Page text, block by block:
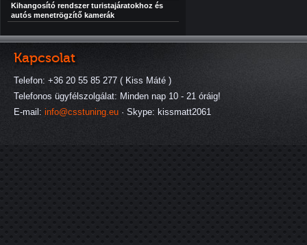
Kihangosító rendszer turistajáratokhoz és
autós menetrögzítő kamerák
Kapcsolat
Telefon: +36 20 55 85 277 ( Kiss Máté )
Telefonos ügyfélszolgálat: Minden nap 10 - 21 óráig!
E-mail: info@csstuning.eu · Skype: kissmatt2061